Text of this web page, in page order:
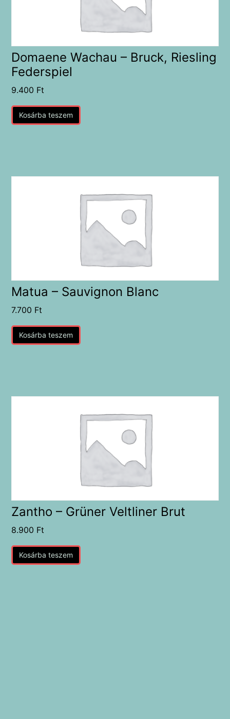
Domaene Wachau – Bruck, Riesling
Federspiel
9.400 Ft
Kosárba teszem
Matua – Sauvignon Blanc
7.700 Ft
Kosárba teszem
Zantho – Grüner Veltliner Brut
8.900 Ft
Kosárba teszem